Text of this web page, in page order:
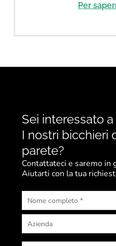
Per
Sei interessato a
I nostri bicchieri
parete?
Contattateci e saremo in
Aiutarti con la tua